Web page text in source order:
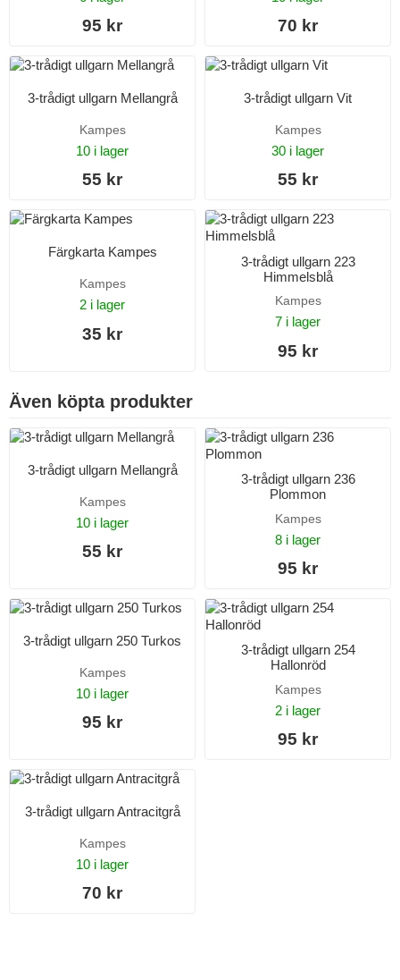
95 kr 70 kr
3-trådigt ullgarn Mellangrå
Kampes
10 i lager
55 kr
3-trådigt ullgarn Vit
Kampes
30 i lager
55 kr
Färgkarta Kampes
Kampes
2 i lager
35 kr
3-trådigt ullgarn 223
Himmelsblå
Kampes
7 i lager
95 kr
Även köpta produkter
3-trådigt ullgarn Mellangrå
Kampes
10 i lager
55 kr
3-trådigt ullgarn 236
Plommon
Kampes
8 i lager
95 kr
3-trådigt ullgarn 250 Turkos
Kampes
10 i lager
95 kr
3-trådigt ullgarn 254
Hallonröd
Kampes
2 i lager
95 kr
3-trådigt ullgarn Antracitgrå
Kampes
10 i lager
70 kr